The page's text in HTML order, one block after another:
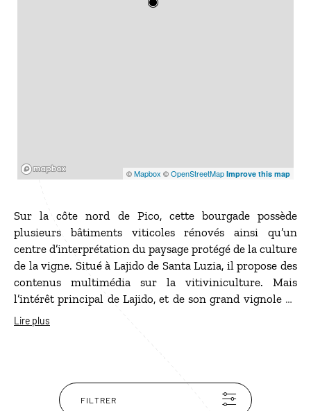
©Mapbox ©OpenStreetMap Improve this map
Sur la côte nord de Pico, cette bourgade possède
plusieurs bâtiments viticoles rénovés ainsi qu’un
centre d’interprétation du paysage protégé de la culture
de la vigne. Situé à Lajido de Santa Luzia, il propose des
contenus multimédia sur la vitiviniculture. Mais
l’intérêt principal de Lajido, et de son grand vignole de
Lajido da Criaçäo Valha, est d’offrir les plus beaux
magnifique.
Lire plus
FILTRER